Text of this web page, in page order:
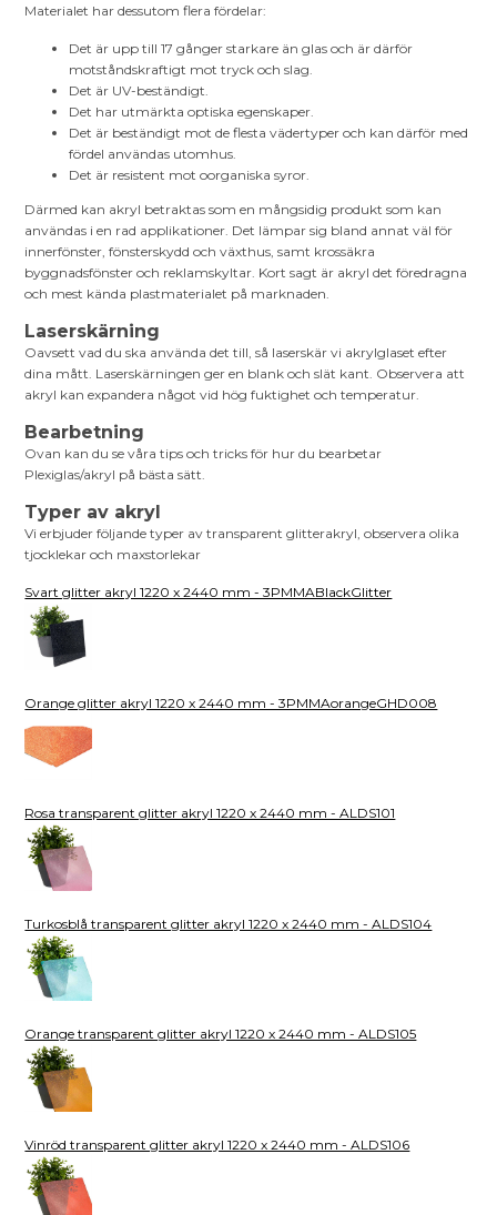
Materialet har dessutom flera fördelar:
Det är upp till 17 gånger starkare än glas och är därför
motståndskraftigt mot tryck och slag.
Det är UV-beständigt.
Det har utmärkta optiska egenskaper.
Det är beständigt mot de flesta vädertyper och kan därför med
fördel användas utomhus.
Det är resistent mot oorganiska syror.
Därmed kan akryl betraktas som en mångsidig produkt som kan
användas i en rad applikationer. Det lämpar sig bland annat väl för
innerfönster, fönsterskydd och växthus, samt krossäkra
byggnadsfönster och reklamskyltar. Kort sagt är akryl det föredragna
och mest kända plastmaterialet på marknaden.
Laserskärning
Oavsett vad du ska använda det till, så laserskär vi akrylglaset efter
dina mått. Laserskärningen ger en blank och slät kant. Observera att
akryl kan expandera något vid hög fuktighet och temperatur.
Bearbetning
Ovan kan du se våra tips och tricks för hur du bearbetar
Plexiglas/akryl på bästa sätt.
Typer av akryl
Vi erbjuder följande typer av transparent glitterakryl, observera olika
tjocklekar och maxstorlekar
Svart glitter akryl 1220 x 2440 mm - 3PMMABlackGlitter
Orange glitter akryl 1220 x 2440 mm - 3PMMAorangeGHD008
Rosa transparent glitter akryl 1220 x 2440 mm - ALDS101
Turkosblå transparent glitter akryl 1220 x 2440 mm - ALDS104
Orange transparent glitter akryl 1220 x 2440 mm - ALDS105
Vinröd transparent glitter akryl 1220 x 2440 mm - ALDS106